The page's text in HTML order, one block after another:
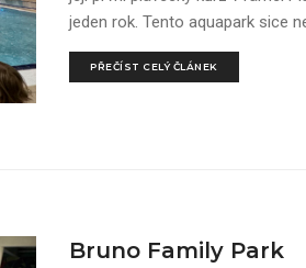
jeden rok. Tento aquapark sice
PŘEČÍST CELÝ ČLÁNEK
Bruno Family Park